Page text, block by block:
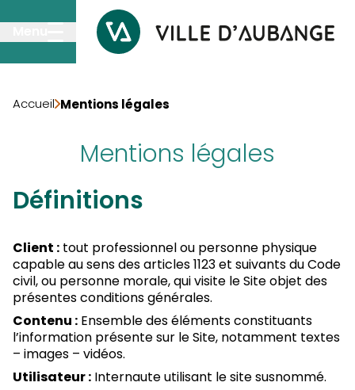
Passer au contenu principal
Accueil Mentions légales
Mentions légales
Définitions
Client : tout professionnel ou personne physique
capable au sens des articles 1123 et suivants du Code
civil, ou personne morale, qui visite le Site objet des
présentes conditions générales.
Contenu : Ensemble des éléments constituants
l’information présente sur le Site, notamment textes
– images – vidéos.
Utilisateur : Internaute utilisant le site susnommé.